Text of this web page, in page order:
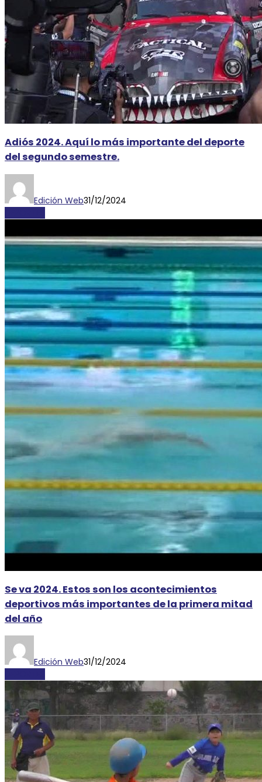
Adiós 2024. Aquí lo más importante del deporte
del segundo semestre.
Edición Web31/12/2024
Se va 2024. Estos son los acontecimientos
deportivos más importantes de la primera mitad
del año
Edición Web31/12/2024